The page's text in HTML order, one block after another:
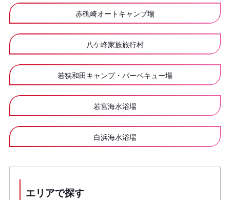
赤礁崎オートキャンプ場
八ケ峰家族旅行村
若狭和田キャンプ・バーベキュー場
若宮海水浴場
白浜海水浴場
エリアで探す